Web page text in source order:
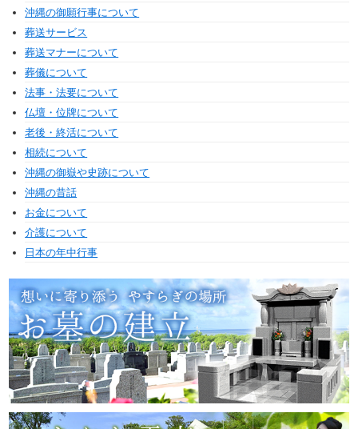
沖縄の御願行事について
葬送サービス
葬送マナーについて
葬儀について
法事・法要について
仏壇・位牌について
老後・終活について
相続について
沖縄の御嶽や史跡について
沖縄の昔話
お金について
介護について
日本の年中行事